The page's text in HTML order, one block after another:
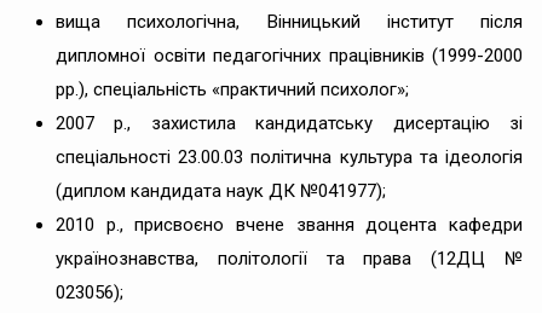
вища психологічна, Вінницький інститут після
дипломної освіти педагогічних працівників (1999-2000
рр.), спеціальність «практичний психолог»;
2007 р., захистила кандидатську дисертацію зі
спеціальності 23.00.03 політична культура та ідеологія
(диплом кандидата наук ДК №041977);
2010 р., присвоєно вчене звання доцента кафедри
українознавства, політології та права (12ДЦ №
023056);